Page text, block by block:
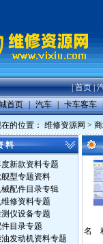
|首页|
首页 | 汽车 | 卡车客车 |
的位置： 维修资源网 >
料
度新款资料专题
型专题资料
配件目录专辑
修资料专题
仪设备专题
目录专题
发动机资料专题
名